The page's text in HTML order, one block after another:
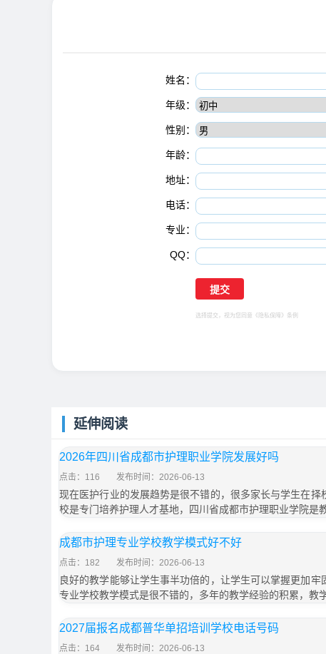
姓名：
年级：
性别：
年龄：
地址：
电话：
专业：
QQ：
选择提交，视为您同意 《隐私保障》 条例
延伸阅读
2026年四川省成都市护理职业学院发展好吗
点击：116 发布时间：2026-06-13
现在医护行业的发展趋势是很不错的，很多家长与学生在择
校是专门培养护理人才基地，四川省成都市护理职业学院是
成都市护理专业学校教学模式好不好
点击：182 发布时间：2026-06-13
良好的教学能够让学生事半功倍的，让学生可以掌握更加
专业学校教学模式是很不错的，多年的教学经验的积累，教
2027届报名成都普华单招培训学校电话号码
点击：164 发布时间：2026-06-13